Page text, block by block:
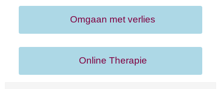
Omgaan met verlies
Online Therapie